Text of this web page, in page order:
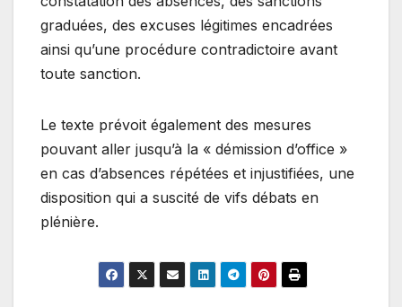
graduées, des excuses légitimes encadrées
ainsi qu’une procédure contradictoire avant
toute sanction.
Le texte prévoit également des mesures
pouvant aller jusqu’à la « démission d’office »
en cas d’absences répétées et injustifiées, une
disposition qui a suscité de vifs débats en
plénière.